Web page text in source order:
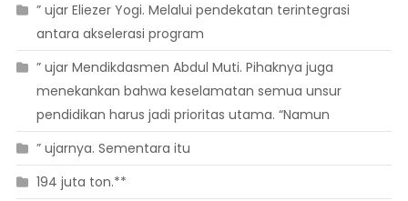
” ujar Eliezer Yogi. Melalui pendekatan terintegrasi
antara akselerasi program
” ujar Mendikdasmen Abdul Muti. Pihaknya juga
menekankan bahwa keselamatan semua unsur
pendidikan harus jadi prioritas utama. “Namun
” ujarnya. Sementara itu
194 juta ton.**